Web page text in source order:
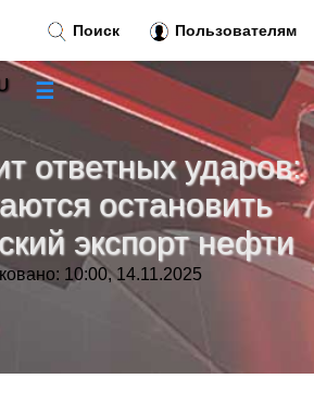
ответных ударов:
остановить
экспорт нефти
10:00, 14.11.2025
Поиск Пользователям
☰
»